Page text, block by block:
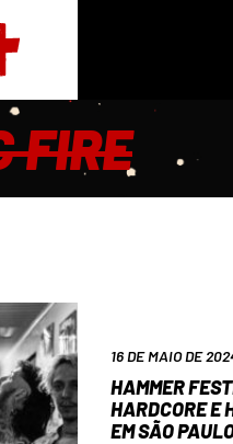
FIRE
16 DE MAIO DE
HAMMER
HARDCORE E
EM SÃO